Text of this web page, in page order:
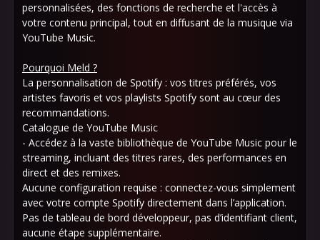
personnalisées, des fonctions de recherche et l'accès à
votre contenu principal, tout en diffusant de la musique via
YouTube Music.
Pourquoi Meld ?
La personnalisation de Spotify : vos titres préférés, vos
artistes favoris et vos playlists Spotify sont au cœur des
recommandations.
Catalogue de YouTube Music
- Accédez à la vaste bibliothèque de YouTube Music pour le
streaming, incluant des titres rares, des performances en
direct et des remixes.
Aucune configuration requise : connectez-vous simplement
avec votre compte Spotify directement dans l’application.
Pas de tableau de bord développeur, pas d’identifiant client,
aucune étape supplémentaire.